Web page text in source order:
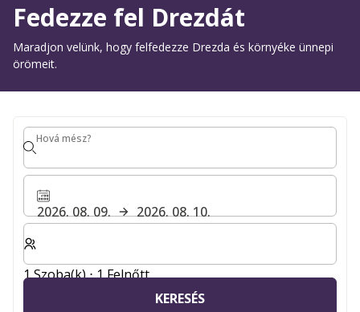
Fedezze fel Drezdát
Maradjon velünk, hogy felfedezze Drezda és környéke ünnepi
örömeit.
Hová mész?
Hová mész?
2026. 08. 09.
2026. 08. 10.
Válassza ki a szobák és a vendégek számát
1 Szoba(k) ⋅ 1 Felnőtt
KERESÉS